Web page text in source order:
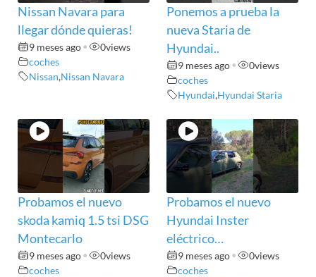
Nissan Navara para
llegar dónde quieras!
9 meses ago• 0views
coches
Nissan,Nissan Navara
Ponemos a prueba la
nueva Staria de
Hyundai..
9 meses ago• 0views
coches
Hyundai,Hyundai Staria
Probamos el nuevo
skoda kamiq 1.5 tsi DSG
Montecarlo
9 meses ago• 0views
coches
Probamos el nuevo
Hyundai Inster
eléctrico…
9 meses ago• 0views
coches